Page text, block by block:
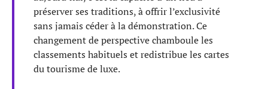
préserver ses traditions, à offrir l’exclusivité
sans jamais céder à la démonstration. Ce
changement de perspective chamboule les
classements habituels et redistribue les cartes
du tourisme de luxe.